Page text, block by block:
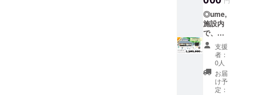
ご準備
でき次
第お送
り致し
ます
―――
―――
―――
―――
―――
いいた
しま
す。
トは料
金に含
まれて
おりま
せん。
企業専
用ワー
ク
ショッ
プをご
予約の
際にHP
もしく
は予約
サイト
よりご
確認く
ださ
い。
(https://
Japan
Touris
m
Awards
受賞
（2）経
済産業
省
産業観
プラン
（1泊2
食付
き）に
なりま
す。 ⁻企
業研修
プラン
のた
め、お
産省
近畿の
食と農
インバ
ウンド
優秀賞
●2018
年 9月
（1）
ろ、到
着予
定）
ゴール
デンウ
イーク
のおで
かけに
どう
ぞ！ ※
解説い
たしま
す！ 講
師：(株)
梅守本
店 代表
取締役
社長 梅
守康之
（内容
してい
る野菜
や雑貨
の購入
など、
なにに
でもご
利用い
ただけ
ます。 -
◎ume,
施設内
で、ど
んな内
容でも
使える
お得な
チケッ
トで
支援
者：
0人
お届
け予
定：